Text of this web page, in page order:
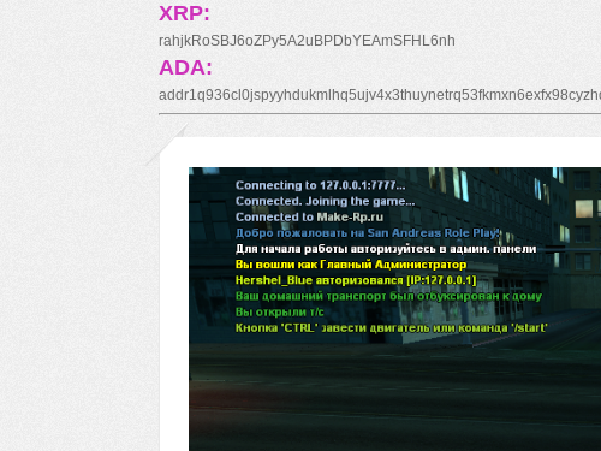
XRP:
rahjkRoSBJ6oZPy5A2uBPDbYEAmSFHL6nh
ADA: